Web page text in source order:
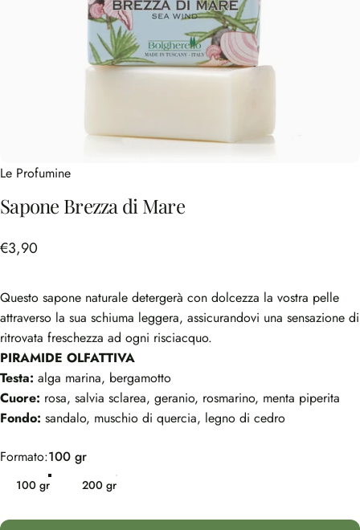
Le Profumine
Sapone Brezza di Mare
€3,90
Questo sapone naturale detergerà con dolcezza la vostra pelle
attraverso la sua schiuma leggera, assicurandovi una sensazione di
ritrovata freschezza ad ogni risciacquo.
PIRAMIDE OLFATTIVA
Testa: alga marina, bergamotto
Cuore: rosa, salvia sclarea, geranio, rosmarino, menta piperita
Fondo: sandalo, muschio di quercia, legno di cedro
Formato
Formato:100 gr
100 gr 200 gr